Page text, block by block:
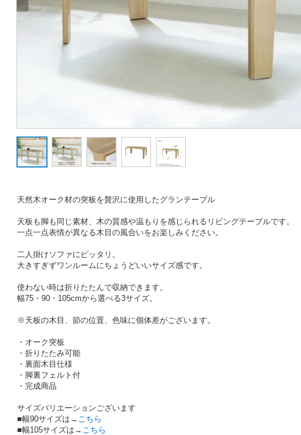
天然木オーク材の突板を贅沢に使用したグランテーブル
天板も脚も同じ素材、木の質感や温もりを感じられるリビングテーブルです。
一点一点表情が異なる木目の風合いをお楽しみください。
二人掛けソファにピッタリ。
大きすぎずワンルームにちょうどいいサイズ感です。
使わない時は折りたたんで収納できます。
幅75・90・105cmから選べる3サイズ。
※天板の木目、節の位置、色味に個体差がございます。
・オーク突板
・折りたたみ可能
・裏面木目仕様
・脚裏フェルト付
・完成商品
サイズバリエーションございます
■幅90サイズは→ こちら
■幅105サイズは→ こちら